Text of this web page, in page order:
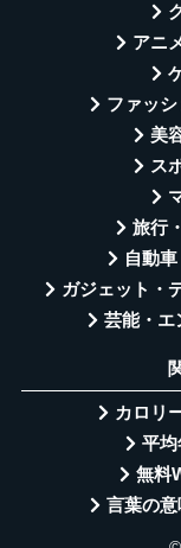
アニ
ファッ
美
ス
旅行
自動
ガジェット・
芸能・エ
カロリ
平均
無料
言葉の